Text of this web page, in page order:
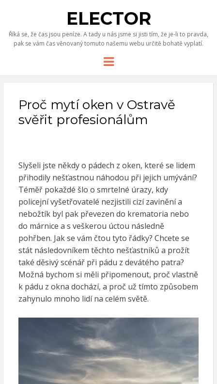
ELECTOR
Říká se, že čas jsou peníze. A tady u nás jsme si jisti tím, že je-li to pravda,
pak se vám čas věnovaný tomuto našemu webu určitě bohatě vyplatí.
Menu
Proč mytí oken v Ostravě
svěřit profesionálům
Slyšeli jste někdy o pádech z oken, které se lidem
přihodily nešťastnou náhodou při jejich umývání?
Téměř pokaždé šlo o smrtelné úrazy, kdy
policejní vyšetřovatelé nezjistili cizí zavinění a
nebožtík byl pak převezen do krematoria nebo
do márnice a s veškerou úctou následně
pohřben. Jak se vám čtou tyto řádky? Chcete se
stát následovníkem těchto nešťastníků a prožít
také děsivý scénář při pádu z devátého patra?
Možná bychom si měli připomenout, proč vlastně
k pádu z okna dochází, a proč už tímto způsobem
zahynulo mnoho lidí na celém světě.